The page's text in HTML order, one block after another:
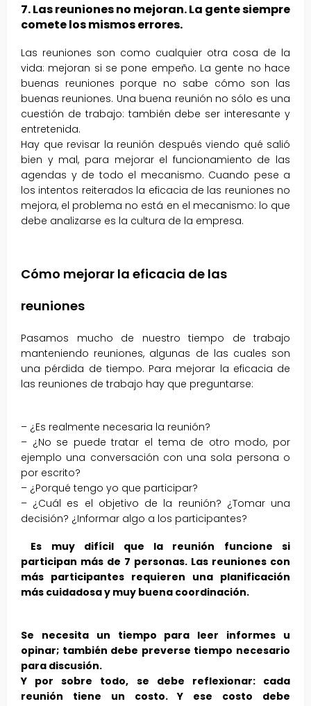
7. Las reuniones no mejoran. La gente siempre
comete los mismos errores.
Las reuniones son como cualquier otra cosa de la
vida: mejoran si se pone empeño. La gente no hace
buenas reuniones porque no sabe cómo son las
buenas reuniones. Una buena reunión no sólo es una
cuestión de trabajo: también debe ser interesante y
entretenida.
Hay que revisar la reunión después viendo qué salió
bien y mal, para mejorar el funcionamiento de las
agendas y de todo el mecanismo. Cuando pese a
los intentos reiterados la eficacia de las reuniones no
mejora, el problema no está en el mecanismo: lo que
debe analizarse es la cultura de la empresa.
Cómo mejorar la eficacia de las
reuniones
Pasamos mucho de nuestro tiempo de trabajo
manteniendo reuniones, algunas de las cuales son
una pérdida de tiempo. Para mejorar la eficacia de
las reuniones de trabajo hay que preguntarse:
– ¿Es realmente necesaria la reunión?
– ¿No se puede tratar el tema de otro modo, por
ejemplo una conversación con una sola persona o
por escrito?
– ¿Porqué tengo yo que participar?
– ¿Cuál es el objetivo de la reunión? ¿Tomar una
decisión? ¿Informar algo a los participantes?
Es muy difícil que la reunión funcione si
participan más de 7 personas. Las reuniones con
más participantes requieren una planificación
más cuidadosa y muy buena coordinación.
Se necesita un tiempo para leer informes u
opinar; también debe preverse tiempo necesario
para discusión.
Y por sobre todo, se debe reflexionar: cada
reunión tiene un costo. Y ese costo debe